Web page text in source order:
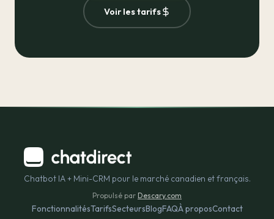
Voir les tarifs
Chatbot IA + Mini-CRM pour le marché canadien et français.
Propulsé par Descary.com
FonctionnalitésTarifsSecteursBlogFAQÀ proposContact